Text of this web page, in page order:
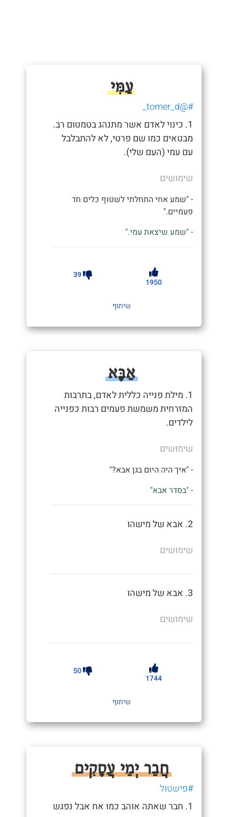
עַמִּי
#@tomer_d_
1. כינוי לאדם אשר מתנהג בטמטום רב.
מבטאים כמו שם פרטי, לא להתבלבל
עם עמי (העם שלי).
שימושים
- "שמע אחי התחלתי לשטוף כלים חד
פעמיים."
- "שמע שיצאת עמי."
1950
39
שיתוף
אַבָּא
1. מילת פנייה כללית לאדם, בתרבות
המזרחית משמשת פעמים רבות כפנייה
לילדים.
שימושים
- "איך היה היום בגן אבא?"
- "בסדר אבא"
2. אבא של מישהו
שימושים
3. אבא של מישהו
שימושים
1744
50
שיתוף
חֲבֵר יְמֵי עֲסָקִים
#פישטול
1. חבר שאתה אוהב כמו אח אבל נפגש